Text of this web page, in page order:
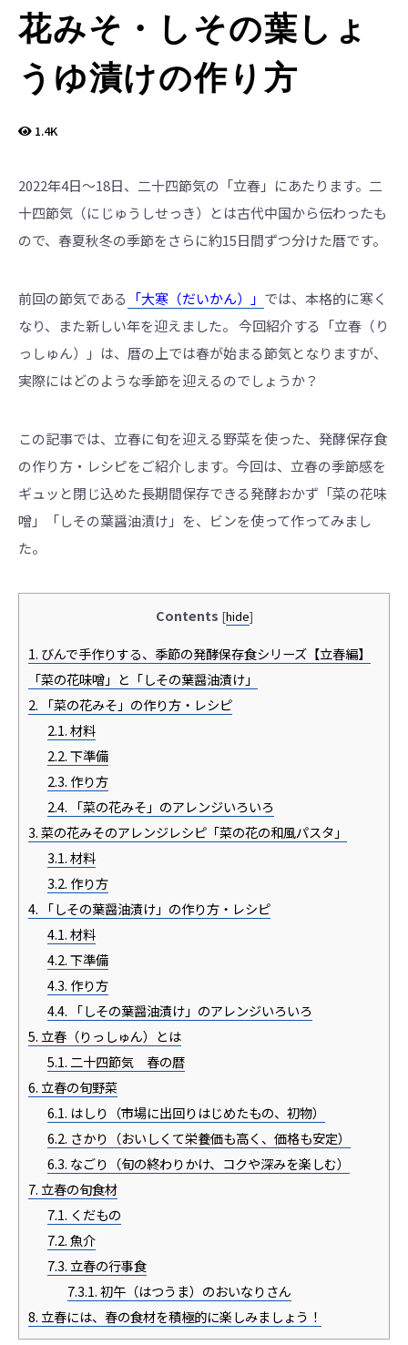
ジ
ア
の
酵
食
品
と
知
っ
て
ら
う
英
語
版
も
あ
り
ま
花みそ・しその葉しょ
うゆ漬けの作り方
1.4K
2022年4日～18日、二十四節気の「立春」にあたります。二
十四節気（にじゅうしせっき）とは古代中国から伝わったも
ので、春夏秋冬の季節をさらに約15日間ずつ分けた暦です。
前回の節気である 「大寒（だいかん）」 では、本格的に寒く
なり、また新しい年を迎えました。 今回紹介する「立春（り
っしゅん）」は、暦の上では春が始まる節気となりますが、
実際にはどのような季節を迎えるのでしょうか？
この記事では、立春に旬を迎える野菜を使った、発酵保存食
の作り方・レシピをご紹介します。今回は、立春の季節感を
ギュッと閉じ込めた長期間保存できる発酵おかず「菜の花味
噌」「しその葉醤油漬け」を、ビンを使って作ってみまし
た。
Contents [hide]
1. びんで手作りする、季節の発酵保存食シリーズ【立春編】
「菜の花味噌」と「しその葉醤油漬け」
2. 「菜の花みそ」の作り方・レシピ
2.1.材料
2.2.下準備
2.3. 作り方
2.4. 「菜の花みそ」のアレンジいろいろ
3.菜の花みそのアレンジレシピ「菜の花の和風パスタ」
3.1.材料
3.2. 作り方
4. 「しその葉醤油漬け」の作り方・レシピ
4.1.材料
4.2.下準備
4.3. 作り方
4.4. 「しその葉醤油漬け」のアレンジいろいろ
5. 立春（りっしゅん）とは
5.1. 二十四節気 春の暦
6. 立春の旬野菜
6.1. はしり（市場に出回りはじめたもの、初物）
6.2. さかり（おいしくて栄養価も高く、価格も安定）
6.3. なごり（旬の終わりかけ、コクや深みを楽しむ）
7. 立春の旬食材
7.1. くだもの
7.2.魚介
7.3. 立春の行事食
7.3.1.初午（はつうま）のおいなりさん
8. 立春には、春の食材を積極的に楽しみましょう！